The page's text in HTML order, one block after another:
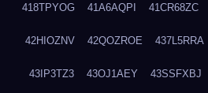
418TPYOG 41A6AQPI 41CR68ZC
42HIOZNV 42QOZROE 437L5RRA
43IP3TZ3 43OJ1AEY 43SSFXBJ